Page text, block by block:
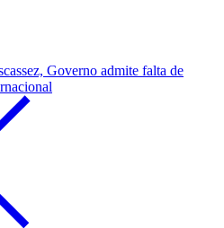
Governo admite falta de